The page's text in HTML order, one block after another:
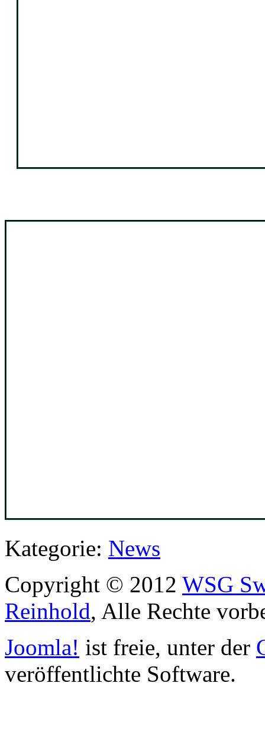
Kategorie: News
Copyright © 2012 WSG
Reinhold, Alle Rechte
Joomla! ist freie, unter der
veröffentlichte Software.